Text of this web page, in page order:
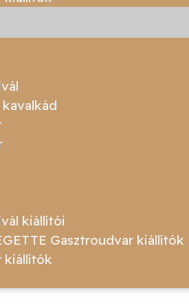
kiállítói
Gasztroudvar kiállítók
kiállítók